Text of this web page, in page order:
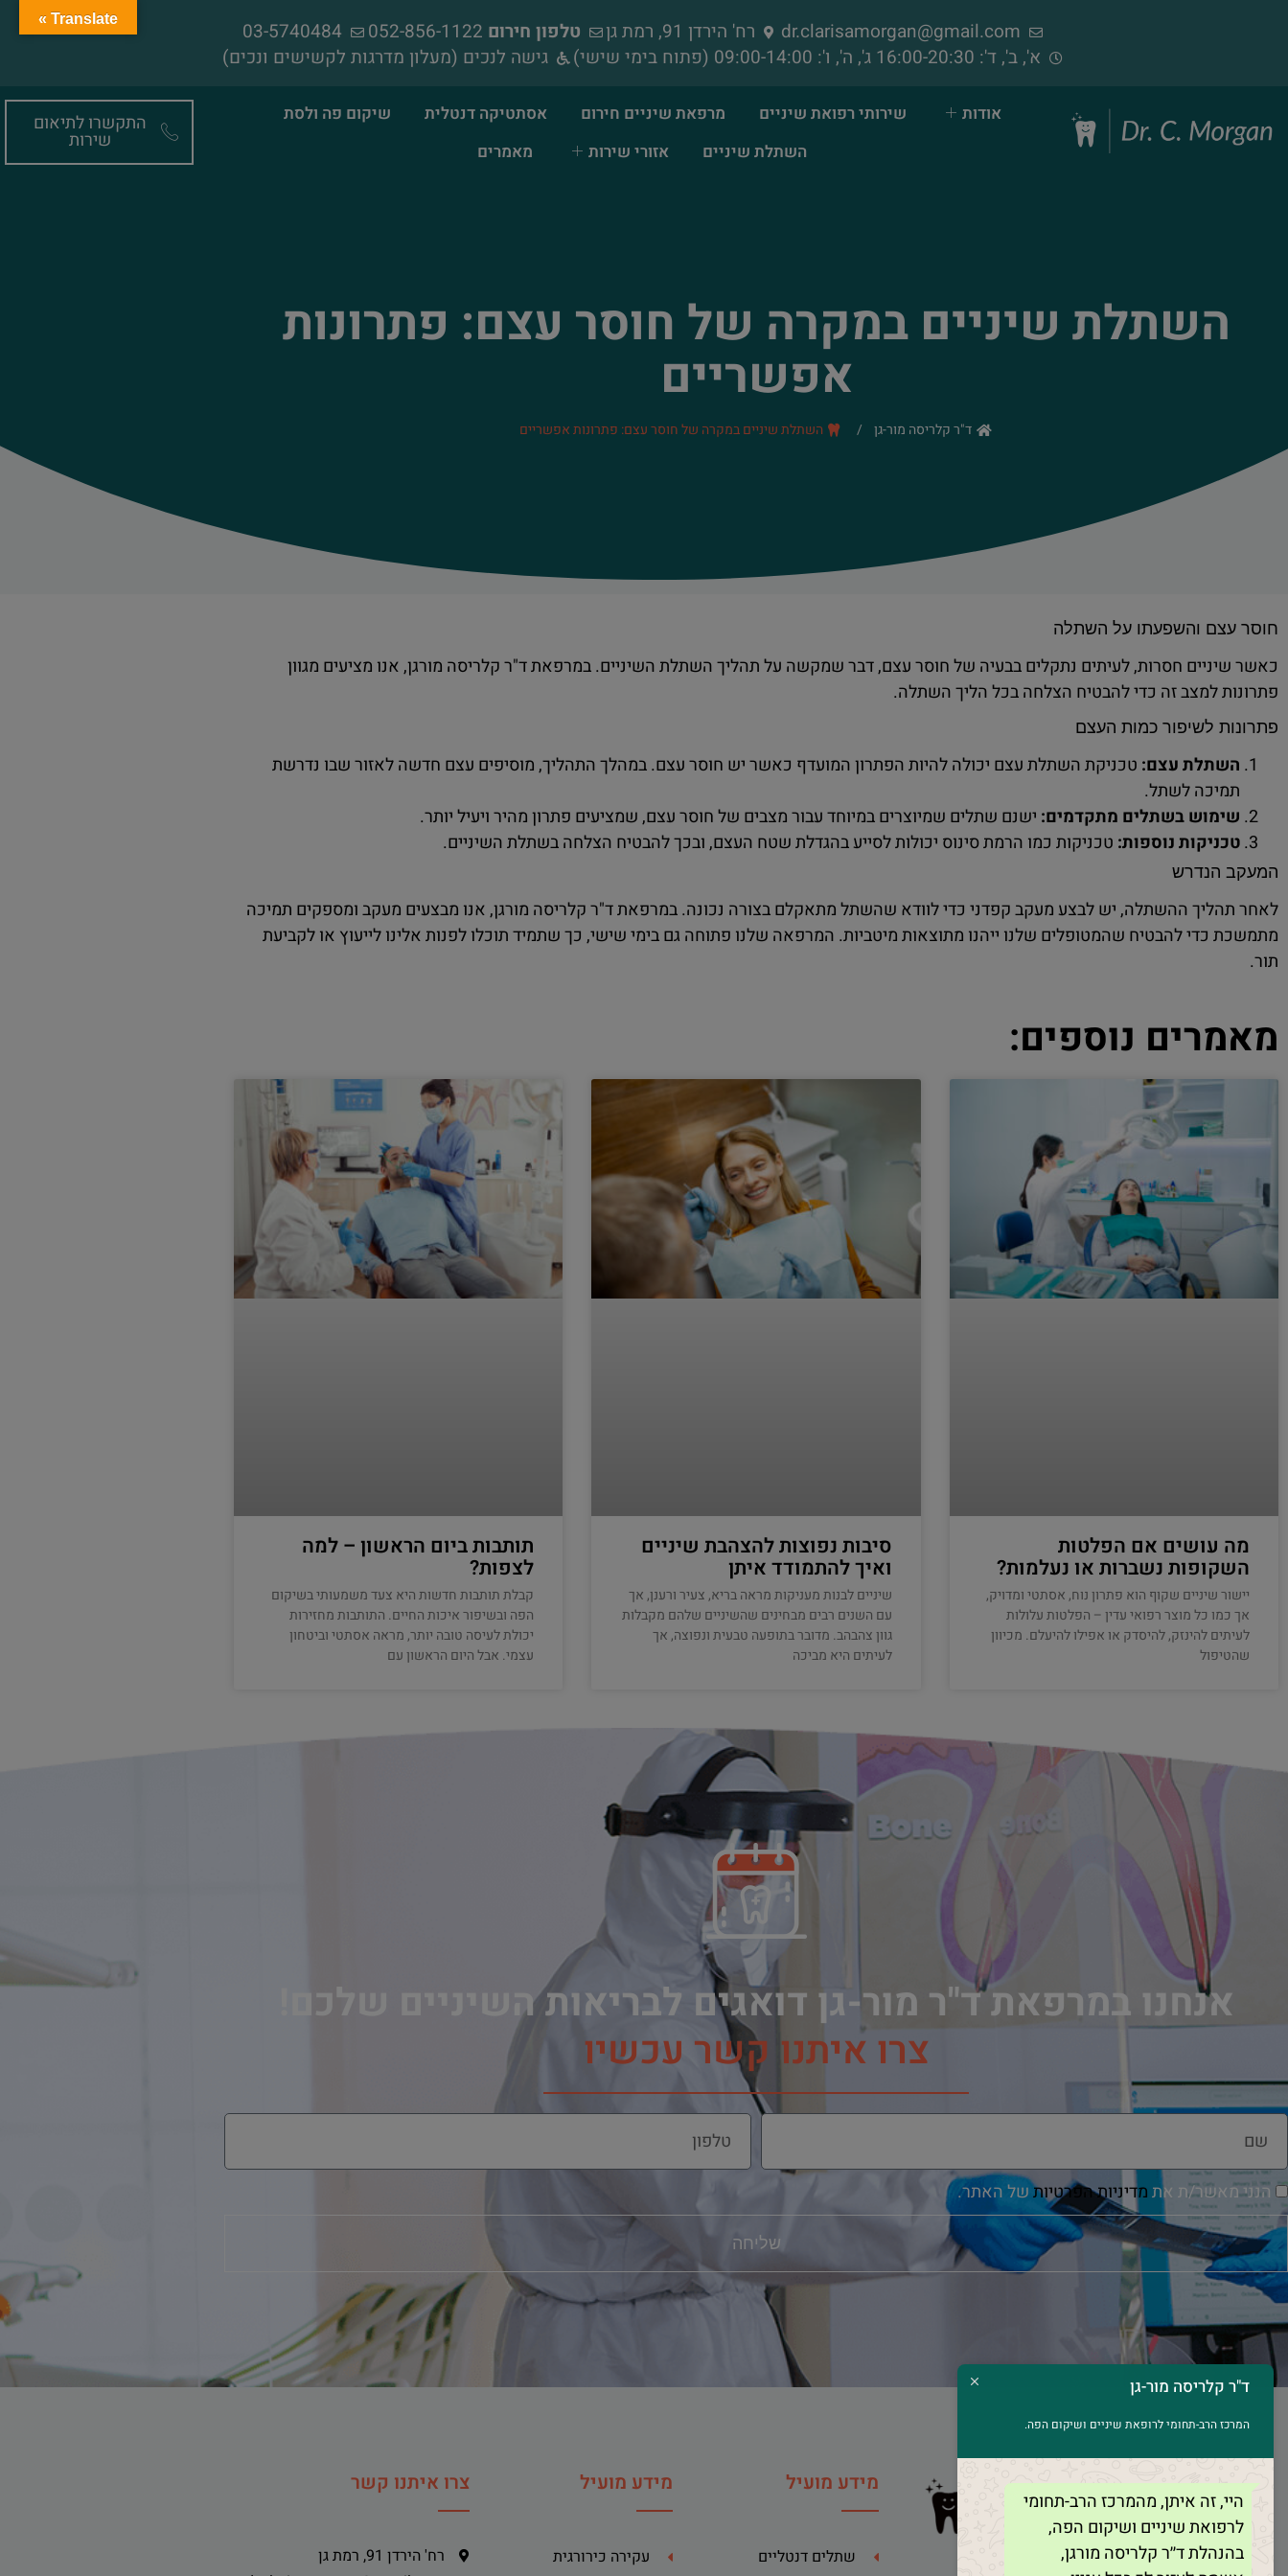
dr.clarisamorgan@gmail.com רח' הירדן 91, רמת גן טלפון חירום
03-5740484
א', ב', ד': 16:00-20:30 ג', ה', ו': 09:00-14:00 (פתוח בימי שישי)
גישה לנכים (מעלון מדרגות לקשישים ונכים)
אודות שירותי רפואת שיניים מרפאת שיניים חירום אסתטיקה דנטלית
שיקום פה ולסת
השתלת שיניים
אזורי שירות מאמרים
התקשרו לתיאום
שירות
השתלת שיניים במקרה של חוסר עצם: פתרונות
אפשריים
ד"ר קלריסה מור-גן / השתלת שיניים במקרה של חוסר עצם: פתרונות אפשריים
חוסר עצם והשפעתו על השתלה
כאשר שיניים חסרות, לעיתים נתקלים בבעיה של חוסר עצם, דבר שמקשה על תהליך השתלת השיניים. במרפאת ד"ר קלריסה מורגן, אנו מציעים מגוון
פתרונות למצב זה כדי להבטיח הצלחה בכל הליך השתלה.
פתרונות לשיפור כמות העצם
השתלת עצם: טכניקת השתלת עצם יכולה להיות הפתרון המועדף כאשר יש חוסר עצם. במהלך התהליך, מוסיפים עצם חדשה לאזור שבו נדרשת
תמיכה לשתל.
שימוש בשתלים מתקדמים: ישנם שתלים שמיוצרים במיוחד עבור מצבים של חוסר עצם, שמציעים פתרון מהיר ויעיל יותר.
טכניקות נוספות: טכניקות כמו הרמת סינוס יכולות לסייע בהגדלת שטח העצם, ובכך להבטיח הצלחה בשתלת השיניים.
המעקב הנדרש
לאחר תהליך ההשתלה, יש לבצע מעקב קפדני כדי לוודא שהשתל מתאקלם בצורה נכונה. במרפאת ד"ר קלריסה מורגן, אנו מבצעים מעקב ומספקים תמיכה
מתמשכת כדי להבטיח שהמטופלים שלנו ייהנו מתוצאות מיטביות. המרפאה שלנו פתוחה גם בימי שישי, כך שתמיד תוכלו לפנות אלינו לייעוץ או לקביעת
תור.
מאמרים נוספים:
מה עושים אם הפלטות
השקופות נשברות או נעלמות?
יישור שיניים שקוף הוא פתרון נוח, אסתטי ומדויק,
אך כמו כל מוצר רפואי עדין – הפלטות עלולות
לעיתים להינזק, להיסדק או אפילו להיעלם. מכיוון
שהטיפול
סיבות נפוצות להצהבת שיניים
ואיך להתמודד איתן
שיניים לבנות מעניקות מראה בריא, צעיר ורענן, אך
עם השנים רבים מבחינים שהשיניים שלהם מקבלות
גוון צהבהב. מדובר בתופעה טבעית ונפוצה, אך
לעיתים היא מביכה
תותבות ביום הראשון – למה
לצפות?
קבלת תותבות חדשות היא צעד משמעותי בשיקום
הפה ובשיפור איכות החיים. התותבות מחזירות
יכולת לעיסה טובה יותר, מראה אסתטי וביטחון
עצמי. אבל היום הראשון עם
אנחנו במרפאת ד"ר מור-גן דואגים לבריאות השיניים שלכם!
צרו איתנו קשר עכשיו
הנני מאשר/ת אתמדיניות הפרטיותשל האתר.
שליחה
מידע מועיל
שתלים דנטליים
מידע מועיל
עקירה כירורגית
צרו איתנו קשר
רח' הירדן 91, רמת גן
Translate »
ד"ר קלריסה מור-גן
המרכז הרב-תחומי לרופאת שיניים ושיקום הפה.
היי, זה איתן, מהמרכז הרב-תחומי
לרפואת שיניים ושיקום הפה,
בהנהלת ד׳׳ר קלריסה מורגן,